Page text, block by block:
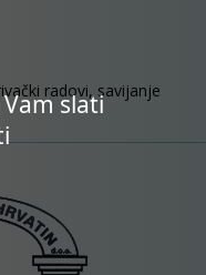
slati
radovi, savijanje